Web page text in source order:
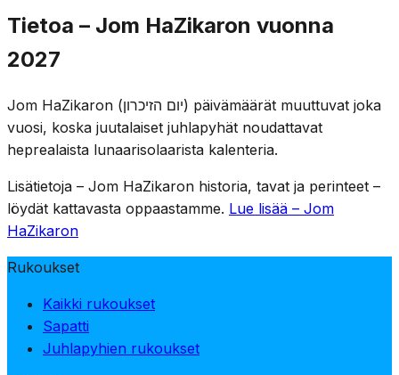
Muistoseremonia pidetään sotilashautausmailla eri
puolilla Israelia, ja perheet vierailevat kaatuneiden
sotilaiden haudoilla. Viihdepaikkoja suljetaan lain nojalla,
leimaa juhlallinen kokoontuminen, kaatuneiden nimien
lukeminen ja muistokynttilöiden sytyttäminen.
Tietoa – Jom HaZikaron vuonna
2027
Jom HaZikaron (יום הזיכרון) päivämäärät muuttuvat joka
vuosi, koska juutalaiset juhlapyhät noudattavat
heprealaista lunaarisolaarista kalenteria.
Lisätietoja – Jom HaZikaron historia, tavat ja perinteet –
löydät kattavasta oppaastamme. Lue lisää – Jom
HaZikaron
Rukoukset
Kaikki rukoukset
Sapatti
Juhlapyhien rukoukset